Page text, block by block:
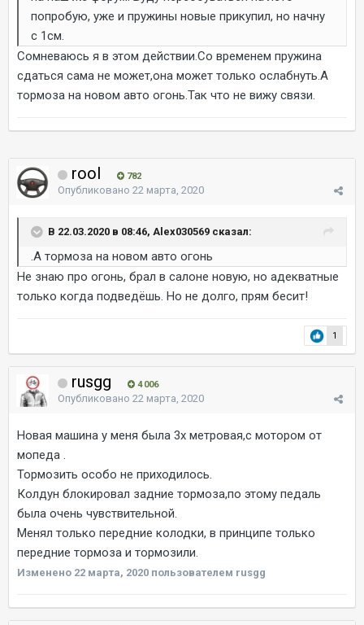
попробую, уже и пружины новые прикупил, но начну
с 1см.
Сомневаюсь я в этом действии.Со временем пружина
сдаться сама не может,она может только ослабнуть.А
тормоза на новом авто огонь.Так что не вижу связи.
rool 782
Опубликовано 22 марта, 2020
В 22.03.2020 в 08:46, Alex030569 сказал:
.А тормоза на новом авто огонь
Не знаю про огонь, брал в салоне новую, но адекватные
только когда подведёшь. Но не долго, прям бесит!
1
rusgg 4 006
Опубликовано 22 марта, 2020
Новая машина у меня была 3х метровая,с мотором от
мопеда .
Тормозить особо не приходилось.
Колдун блокировал задние тормоза,по этому педаль
была очень чувствительной.
Менял только передние колодки, в принципе только
передние тормоза и тормозили.
Изменено 22 марта, 2020 пользователем rusgg